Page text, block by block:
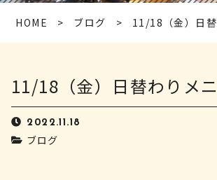
HOME ブログ 11/18（金）日
11/18（金）日替わりメ
2022.11.18
ブログ